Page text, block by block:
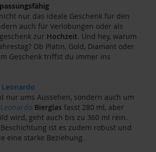
nur das ideale Geschenk für den
auch für Verlobungen oder als
zur Hochzeit. Und hey, warum
Ob Platin, Gold, Diamant oder
Geschenk triffst du immer ins
Leonardo
nur ums Aussehen, sondern auch um
Leonardo Bierglas fasst 280 ml, aber
wird, geht auch bis zu 360 ml rein.
ist es zudem robust und
eine starke Beziehung.